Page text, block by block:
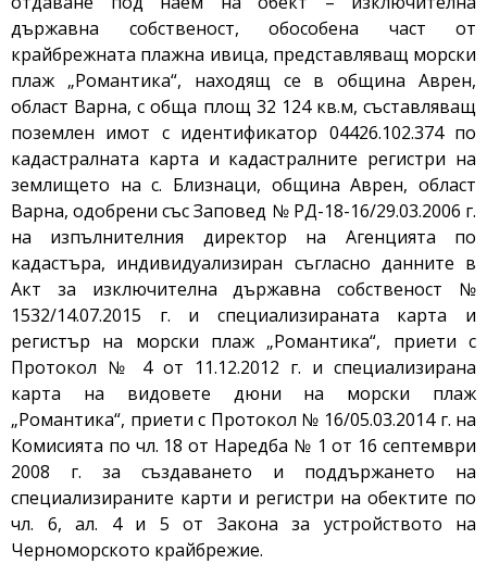
държавна собственост, обособена част от
крайбрежната плажна ивица, представляващ морски
плаж „Романтика“, находящ се в община Аврен,
област Варна, с обща площ 32 124 кв.м, съставляващ
поземлен имот с идентификатор 04426.102.374 по
кадастралната карта и кадастралните регистри на
землището на с. Близнаци, община Аврен, област
Варна, одобрени със Заповед № РД-18-16/29.03.2006 г.
на изпълнителния директор на Агенцията по
кадастъра, индивидуализиран съгласно данните в
Акт за изключителна държавна собственост №
1532/14.07.2015 г. и специализираната карта и
регистър на морски плаж „Романтика“, приети с
Протокол № 4 от 11.12.2012 г. и специализирана
карта на видовете дюни на морски плаж
„Романтика“, приети с Протокол № 16/05.03.2014 г. на
Комисията по чл. 18 от Наредба № 1 от 16 септември
2008 г. за създаването и поддържането на
специализираните карти и регистри на обектите по
чл. 6, ал. 4 и 5 от Закона за устройството на
Черноморското крайбрежие.